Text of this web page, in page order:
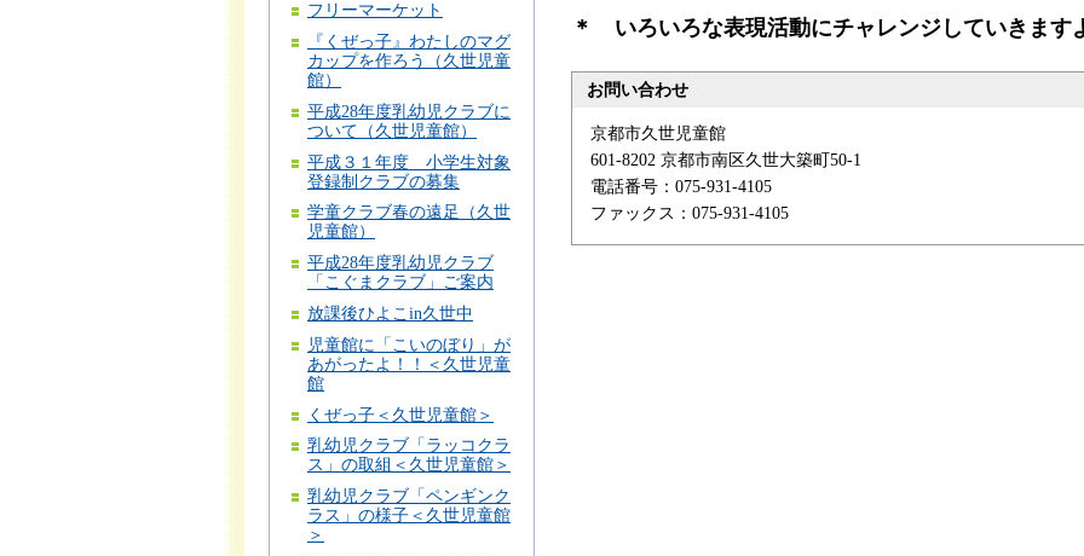
フリーマーケット
『くぜっ子』わたしのマグ
カップを作ろう（久世児童
館）
平成28年度乳幼児クラブに
ついて（久世児童館）
平成３１年度 小学生対象
登録制クラブの募集
学童クラブ春の遠足（久世
児童館）
平成28年度乳幼児クラブ
「こぐまクラブ」ご案内
放課後ひよこin久世中
児童館に「こいのぼり」が
あがったよ！！＜久世児童
館
くぜっ子＜久世児童館＞
乳幼児クラブ「ラッコクラ
ス」の取組＜久世児童館＞
乳幼児クラブ「ペンギンク
ラス」の様子＜久世児童館
＞
＊ いろいろな表現活動にチャレンジしていきます
お問い合わせ
京都市久世児童館
601-8202 京都市南区久世大築町50-1
電話番号：075-931-4105
ファックス：075-931-4105